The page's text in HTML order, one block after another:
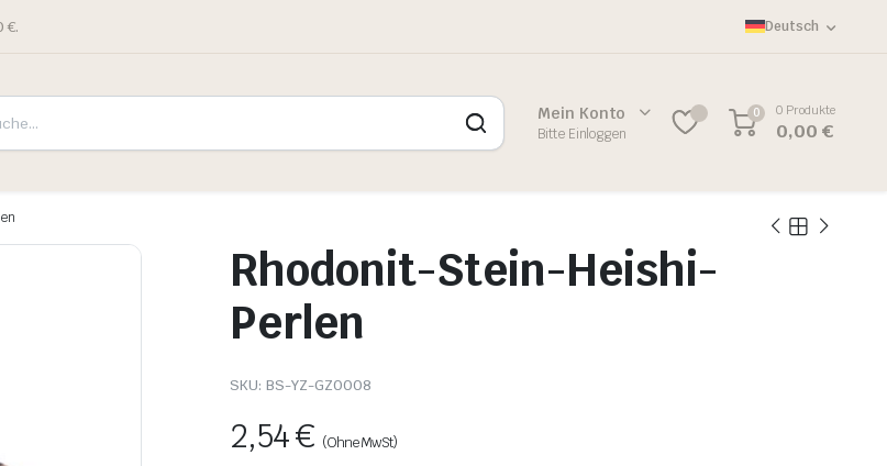
€. Deutsch
Mein Konto
Bitte Einloggen
0 0 Produkte
0,00€
Rhodonit-Stein-Heishi-
Perlen
SKU: BS-YZ-GZ0008
2,54€ (Ohne MwSt)